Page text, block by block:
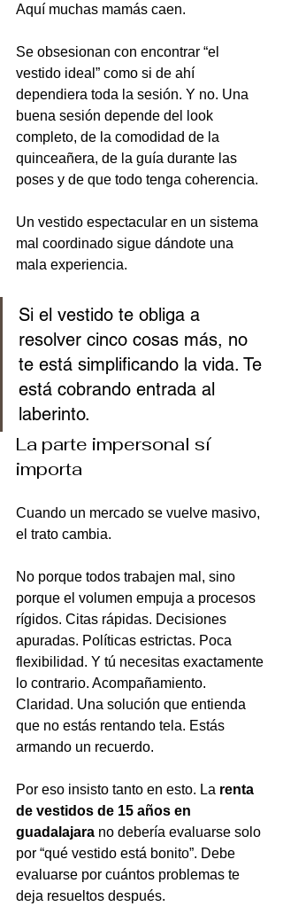
Aquí muchas mamás caen.
Se obsesionan con encontrar “el
vestido ideal” como si de ahí
dependiera toda la sesión. Y no. Una
buena sesión depende del look
completo, de la comodidad de la
quinceañera, de la guía durante las
poses y de que todo tenga coherencia.
Un vestido espectacular en un sistema
mal coordinado sigue dándote una
mala experiencia.
Si el vestido te obliga a
resolver cinco cosas más, no
te está simplificando la vida. Te
está cobrando entrada al
laberinto.
La parte impersonal sí
importa
Cuando un mercado se vuelve masivo,
el trato cambia.
No porque todos trabajen mal, sino
porque el volumen empuja a procesos
rígidos. Citas rápidas. Decisiones
apuradas. Políticas estrictas. Poca
flexibilidad. Y tú necesitas exactamente
lo contrario. Acompañamiento.
Claridad. Una solución que entienda
que no estás rentando tela. Estás
armando un recuerdo.
Por eso insisto tanto en esto. La renta
de vestidos de 15 años en
guadalajara no debería evaluarse solo
por “qué vestido está bonito”. Debe
evaluarse por cuántos problemas te
deja resueltos después.